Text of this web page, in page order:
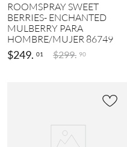
ROOMSPRAY SWEET
BERRIES- ENCHANTED
MULBERRY PARA
HOMBRE/MUJER 86749
$249. 01 $299. 90